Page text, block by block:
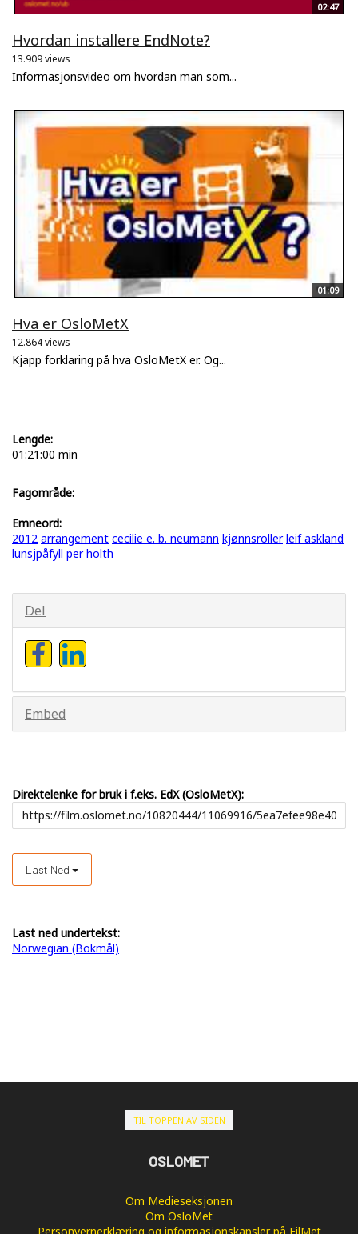
02:47
Hvordan installere EndNote?
13.909 views
Informasjonsvideo om hvordan man som...
01:09
Hva er OsloMetX
12.864 views
Kjapp forklaring på hva OsloMetX er. Og...
Lengde:
01:21:00 min
Fagområde:
Emneord:
2012 arrangement cecilie e. b. neumann kjønnsroller leif askland
lunsjpåfyll per holth
Del
Embed
Direktelenke for bruk i f.eks. EdX (OsloMetX):
Last Ned
Last ned undertekst:
Norwegian (Bokmål)
TIL TOPPEN AV SIDEN
OSLOMET
Om Medieseksjonen
Om OsloMet
Personvernerklæring og informasjonskapsler på FilMet